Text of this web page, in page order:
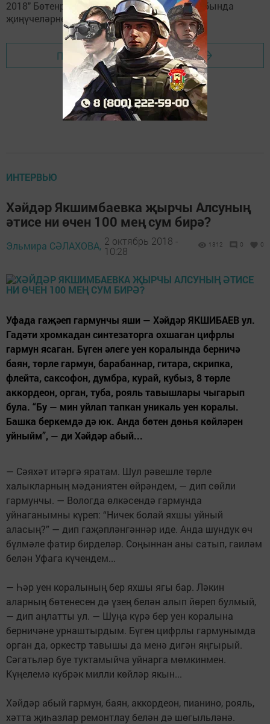
Перейти на страницу новости
ИНТЕРВЬЮ
Хәйдәр Якшимбаевка җырчы Алсуның
әтисе ни өчен 100 мең сум бирә?
Эльмира СӘЛАХОВА, 2 октябрь 2018 -
10:28
1312 0 0
Уфада гаҗәеп гармунчы яши — Хәйдәр ЯКШИБАЕВ ул.
Гадәти хромкадан синтезаторга охшаган цифрлы
гармун ясаган. Бүген әлеге уен коралында берничә
баян, төрле гармун, барабаннар, гитара, скрипка,
флейта, саксофон, думбра, курай, кубыз, 8 төрле
аккордеон, орган, туба, рояль тавышлары чыгарып
була. “Бу — мин уйлап тапкан уникаль уен коралы.
Башка беркемдә дә юк. Анда бөтен дөнья көйләрен
уйныйм”, — ди Хәйдәр абый...
— Сәяхәт итәргә яратам. Шул рәвешле төрле
халыкларның мәдәниятен өйрәндем, — дип сөйли
гармунчы. — Вологда өлкәсендә гармунда
уйнаганымны күреп: “Ничек болай яхшы уйный
аласың?” — дип гаҗәпләнгәннәр иде. Анда шундук өч
бүлмәле фатир бирделәр. Соңыннан аны сатып, гаиләм
белән Уфага күчендем...
— Һәр уен коралының бер яхшы ягы бар. Ләкин
аларның бөтенесен дә үзең белән алып йөреп булмый,
— дип аңлатты ул. — Шуңа күрә бер уен коралына
берничәне урнаштырдым. Бүген цифрлы гармунымда
орган да, оркестр тавышы да менә дигән яңгырый.
Сәгатьләр буе туктамыйча уйнарга мөмкинмен.
Күңелемә күбрәк милли көйләр якын...
Хәйдәр абый гармун, баян, аккордеон, пианино, рояль,
хәтта җиһазлар ремонтлау белән дә шөгыльләнә.